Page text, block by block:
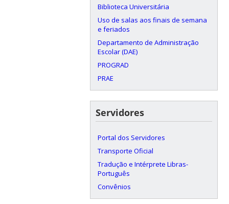
Biblioteca Universitária
Uso de salas aos finais de semana
e feriados
Departamento de Administração
Escolar (DAE)
PROGRAD
PRAE
Servidores
Portal dos Servidores
Transporte Oficial
Tradução e Intérprete Libras-
Português
Convênios